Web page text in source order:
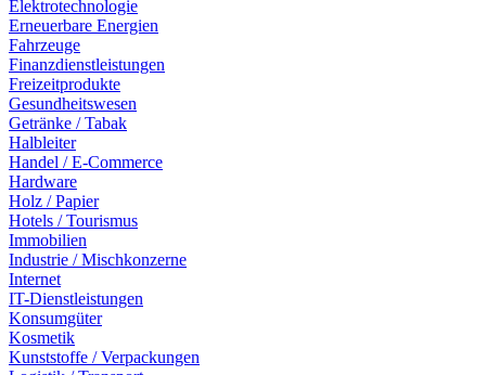
Elektrotechnologie
Erneuerbare Energien
Fahrzeuge
Finanzdienstleistungen
Freizeitprodukte
Gesundheitswesen
Getränke / Tabak
Halbleiter
Handel / E-Commerce
Hardware
Holz / Papier
Hotels / Tourismus
Immobilien
Industrie / Mischkonzerne
Internet
IT-Dienstleistungen
Konsumgüter
Kosmetik
Kunststoffe / Verpackungen